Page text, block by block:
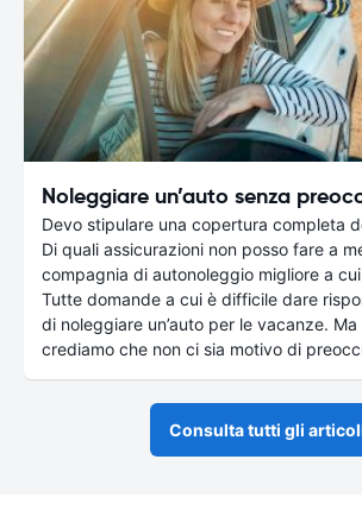
Noleggiare un’auto senza
Devo stipulare una copertura completa
Di quali assicurazioni non posso fare a
compagnia di autonoleggio migliore a
Tutte domande a cui è difficile dare
di noleggiare un’auto per le vacanze. Ma
crediamo che non ci sia motivo di
Consulta tutti gli